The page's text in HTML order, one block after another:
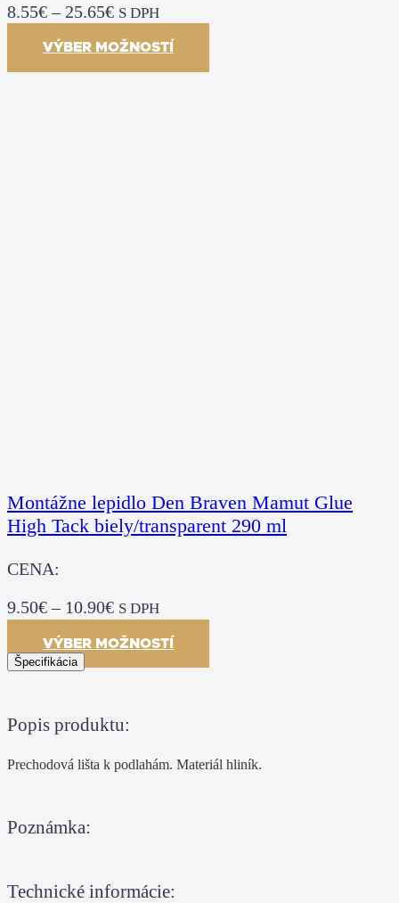
8.55€– 25.65€ S DPH
VÝBER MOŽNOSTÍ
Montážne lepidlo Den Braven Mamut Glue
High Tack biely/transparent 290 ml
CENA:
9.50€– 10.90€ S DPH
VÝBER MOŽNOSTÍ
Špecifikácia
Popis produktu:
Prechodová lišta k podlahám. Materiál hliník.
Poznámka:
Technické informácie: